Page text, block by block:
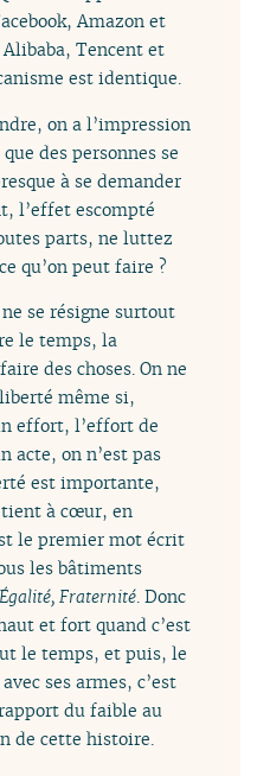
Amazon et
Tencent et
est identique.
on a l’impression
des personnes se
à se demander
l’effet escompté
parts, ne luttez
qu’on peut faire ?
ne se résigne surtout
le temps, la
des choses. On ne
même si,
effort, l’effort de
acte, on n’est pas
est importante,
tient à cœur, en
le premier mot écrit
les bâtiments
Fraternité. Donc
et fort quand c’est
le temps, et puis, le
ses armes, c’est
du faible au
de cette histoire.